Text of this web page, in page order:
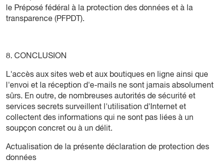
le Préposé fédéral à la protection des données et à la
transparence (PFPDT).
8. CONCLUSION
L'accès aux sites web et aux boutiques en ligne ainsi que
l'envoi et la réception d'e-mails ne sont jamais absolument
sûrs. En outre, de nombreuses autorités de sécurité et
services secrets surveillent l'utilisation d'Internet et
collectent des informations qui ne sont pas liées à un
soupçon concret ou à un délit.
Actualisation de la présente déclaration de protection des
données